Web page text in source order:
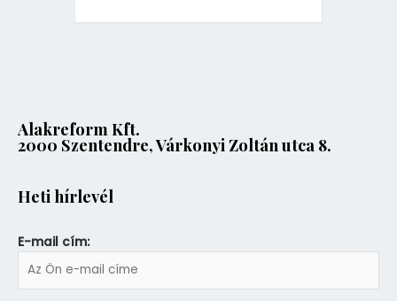
Alakreform Kft.
2000 Szentendre, Várkonyi Zoltán utca 8.
Heti hírlevél
E-mail cím: